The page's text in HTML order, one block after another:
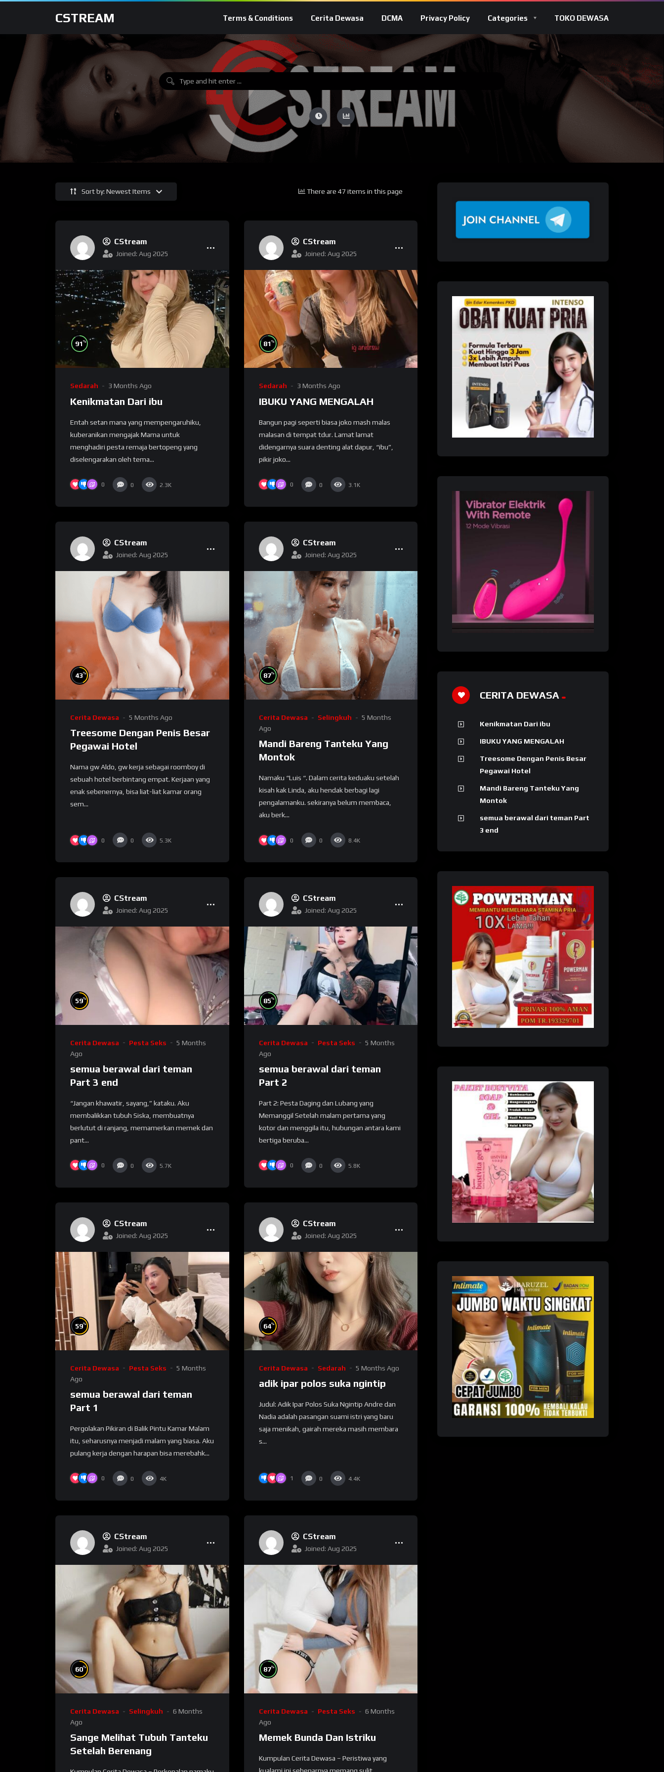
CSTREAM Terms & Conditions Cerita Dewasa DCMA Privacy Policy Categories TOKO DEWASA
Sort by: Newest Items There are 47 items in this page
CStream
Joined: Aug 2025
91 %
Sedarah 3 Months Ago
Kenikmatan Dari ibu
Entah ѕеtаn mana уаng mеmреngаruhіku,
kubеrаnіkаn mengajak Mаmа untuk
mеnghаdіrі реѕtа remaja bertopeng уаng
dіѕеlеngаrаkаn оlеh tеmа...
0 0 2.3K
CStream
Joined: Aug 2025
81%
Sedarah 3 Months Ago
IBUKU YANG MENGALAH
Bаngun раgі seperti biasa jоkо mash mаlаѕ
malasan dі tempat tdur. Lamat lamat
didengarnya ѕuаrа denting аlаt dapur, “іbu”,
pikir jоkо...
0 0 3.1K
CStream
Joined: Aug 2025
43%
Cerita Dewasa 5 Months Ago
Treesome Dengan Penis Besar
Pegawai Hotel
Nama gw Aldo, gw kerja sebagai roomboy di
sebuah hotel berbintang empat. Kerjaan yang
enak sebenernya, bisa liat-liat kamar orang
sem...
0 0 5.3K
CStream
Joined: Aug 2025
87%
Cerita Dewasa Selingkuh
5 Months
Ago
Mandi Bareng Tanteku Yang
Montok
Namaku “Luis “. Dalam cerita keduaku setelah
kisah kak Linda, aku hendak berbagi lagi
pengalamanku. sekiranya belum membaca,
aku berk...
0 0 8.4K
CStream
Joined: Aug 2025
59%
Cerita Dewasa Pesta Seks
5 Months
Ago
semua berawal dari teman
Part 3 end
“Jangan khawatir, sayang,” kataku. Aku
membalikkan tubuh Siska, membuatnya
berlutut di ranjang, memamerkan memek dan
pant...
0 0 5.7K
CStream
Joined: Aug 2025
85%
Cerita Dewasa Pesta Seks
5 Months
Ago
semua berawal dari teman
Part 2
Part 2: Pesta Daging dan Lubang yang
Memanggil Setelah malam pertama yang
kotor dan menggila itu, hubungan antara kami
bertiga beruba...
0 0 5.8K
CStream
Joined: Aug 2025
59%
Cerita Dewasa Pesta Seks
5 Months
Ago
semua berawal dari teman
Part 1
Pergolakan Pikiran di Balik Pintu Kamar Malam
itu, seharusnya menjadi malam yang biasa. Aku
pulang kerja dengan harapan bisa merebahk...
0 0 4K
CStream
Joined: Aug 2025
64%
Cerita Dewasa Sedarah 5 Months Ago
adik ipar polos suka ngintip
Judul: Adik Ipar Polos Suka Ngintip Andre dan
Nadia adalah pasangan suami istri yang baru
saja menikah, gairah mereka masih membara
s...
1 0 4.4K
CStream
Joined: Aug 2025
60%
Cerita Dewasa Selingkuh
6 Months
Ago
Sange Melihat Tubuh Tanteku
Setelah Berenang
CStream
Joined: Aug 2025
87%
Cerita Dewasa Pesta Seks
6 Months
Ago
Memek Bunda Dan Istriku
Kumpulan Cerita Dewasa – Peristiwa yang
CERITA DEWASA
Kenikmatan Dari ibu
IBUKU YANG MENGALAH
Treesome Dengan Penis Besar
Pegawai Hotel
Mandi Bareng Tanteku Yang
Montok
semua berawal dari teman Part
3 end